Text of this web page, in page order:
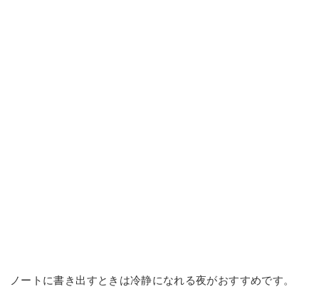
ノートに書き出すときは冷静になれる夜がおすすめです。